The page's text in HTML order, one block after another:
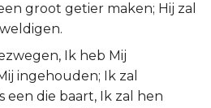
groot getier maken; Hij zal
Ik heb Mij
ingehouden; Ik zal
een die baart, Ik zal hen